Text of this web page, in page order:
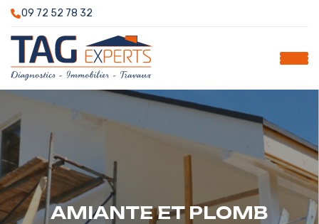
09 72 52 78 32
AMIANTE ET PLOMB